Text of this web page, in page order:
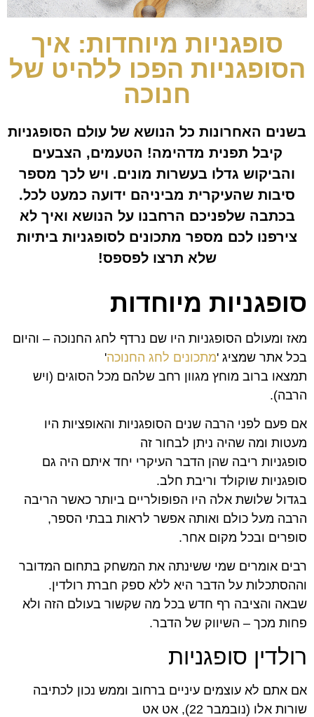
סופגניות מיוחדות: איך
הסופגניות הפכו ללהיט של
חנוכה
בשנים האחרונות כל הנושא של עולם הסופגניות
קיבל תפנית מדהימה! הטעמים, הצבעים
והביקוש גדלו בעשרות מונים. ויש לכך מספר
סיבות שהעיקרית מביניהם ידועה כמעט לכל.
בכתבה שלפניכם הרחבנו על הנושא ואיך לא
צירפנו לכם מספר מתכונים לסופגניות ביתיות
שלא תרצו לפספס!
סופגניות מיוחדות
מאז ומעולם הסופגניות היו שם נרדף לחג החנוכה – והיום
בכל אתר שמציג 'מתכונים לחג החנוכה'
תמצאו ברוב מוחץ מגוון רחב שלהם מכל הסוגים (ויש
הרבה).
אם פעם לפני הרבה שנים הסופגניות והאופציות היו
מעטות ומה שהיה ניתן לבחור זה
סופגניות ריבה שהן הדבר העיקרי יחד איתם היה גם
סופגניות שוקולד וריבת חלב.
בגדול שלושת אלה היו הפופולריים ביותר כאשר הריבה
הרבה מעל כולם ואותה אפשר לראות בבתי הספר,
סופרים ובכל מקום אחר.
רבים אומרים שמי ששינתה את המשחק בתחום המדובר
וההסתכלות על הדבר היא ללא ספק חברת רולדין.
שבאה והציבה רף חדש בכל מה שקשור בעולם הזה ולא
פחות מכך – השיווק של הדבר.
רולדין סופגניות
אם אתם לא עוצמים עיניים ברחוב וממש נכון לכתיבה
שורות אלו (נובמבר 22), אט אט